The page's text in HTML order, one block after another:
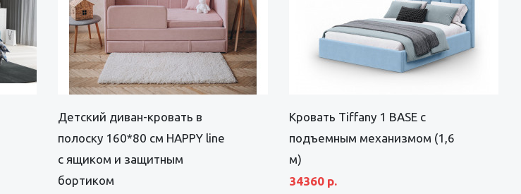
Детский диван-кровать в
полоску 160*80 см HAPPY line
с ящиком и защитным
бортиком
Кровать Tiffany 1 BASE с
подъемным механизмом (1,6
м)
34360 р.